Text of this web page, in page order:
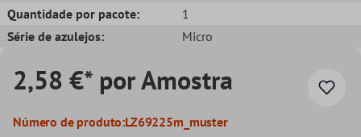
Quantidade por pacote:
1
Série de azulejos:
Micro
2,58 €* por Amostra
Número de produto:LZ69225m_muster